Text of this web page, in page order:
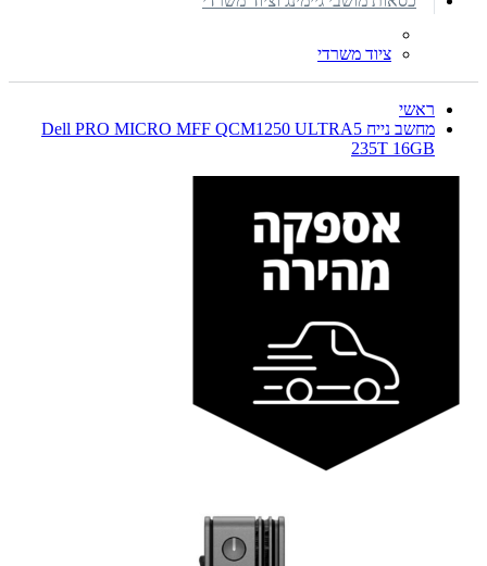
ציוד משרדי
ראשי
מחשב נייח Dell PRO MICRO MFF QCM1250 ULTRA5
235T 16GB